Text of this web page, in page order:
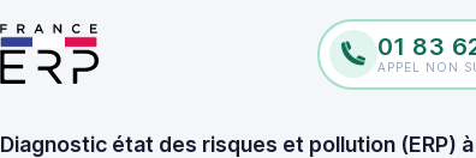
01 83
APPEL NON
Diagnostic état des risques et pollution (ERP) à